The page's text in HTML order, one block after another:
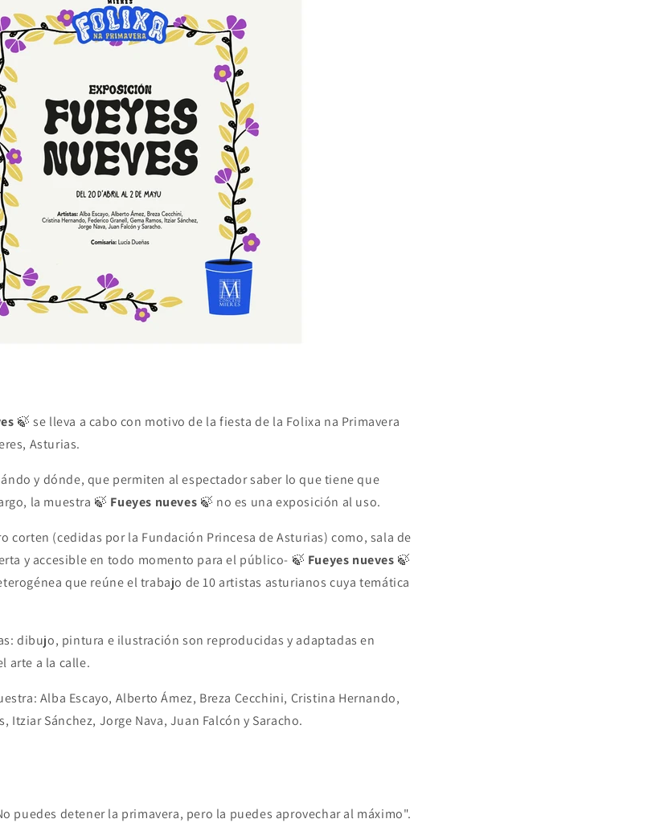
🍃 se lleva a cabo con motivo de la fiesta de la Folixa na Primavera
Asturias.
y dónde, que permiten al espectador saber lo que tiene que
la muestra 🍃 Fueyes nueves 🍃 no es una exposición al uso.
corten (cedidas por la Fundación Princesa de Asturias) como, sala de
y accesible en todo momento para el público- 🍃 Fueyes nueves 🍃
que reúne el trabajo de 10 artistas asturianos cuya temática
dibujo, pintura e ilustración son reproducidas y adaptadas en
arte a la calle.
Alba Escayo, Alberto Ámez, Breza Cecchini, Cristina Hernando,
Itziar Sánchez, Jorge Nava, Juan Falcón y Saracho.
puedes detener la primavera, pero la puedes aprovechar al máximo".